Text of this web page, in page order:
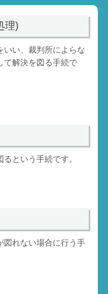
理)
いい、裁判所によらな
て解決を図る手続で
という手続です。
図れない場合に行う手